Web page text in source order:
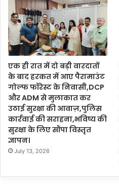
एक ही रात में दो बड़ी वारदातों
के बाद हरकत में आए पैरामाउंट
गोल्फ फॉरेस्ट के निवासी,DCP
और ADM से मुलाकात कर
उठाई सुरक्षा की आवाज़,पुलिस
कार्रवाई की सराहना,भविष्य की
सुरक्षा के लिए सौंपा विस्तृत
ज्ञापन।
July 13, 2026